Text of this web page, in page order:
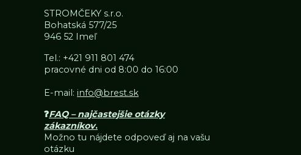
STROMČEKY s.r.o.
Bohatská 577/25
946 52 Imeľ
Tel.: +421 911 801 474
pracovné dni od 8:00 do 16:00
E-mail: info@brest.sk
❓FAQ – najčastejšie otázky
zákazníkov.
Možno tu nájdete odpoveď aj na vašu
otázku